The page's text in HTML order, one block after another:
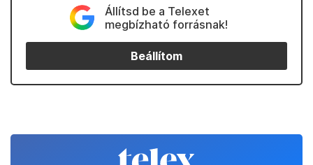
Állítsd be a Telexet
megbízható forrásnak!
Beállítom